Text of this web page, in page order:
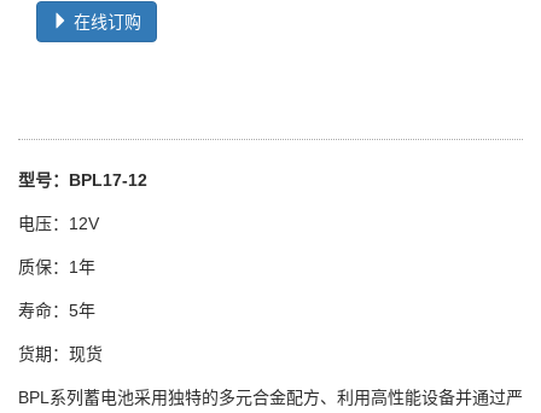
在线订购
型号：BPL17-12
电压：12V
质保：1年
寿命：5年
货期：现货
BPL系列蓄电池采用独特的多元合金配方、利用高性能设备并通过严